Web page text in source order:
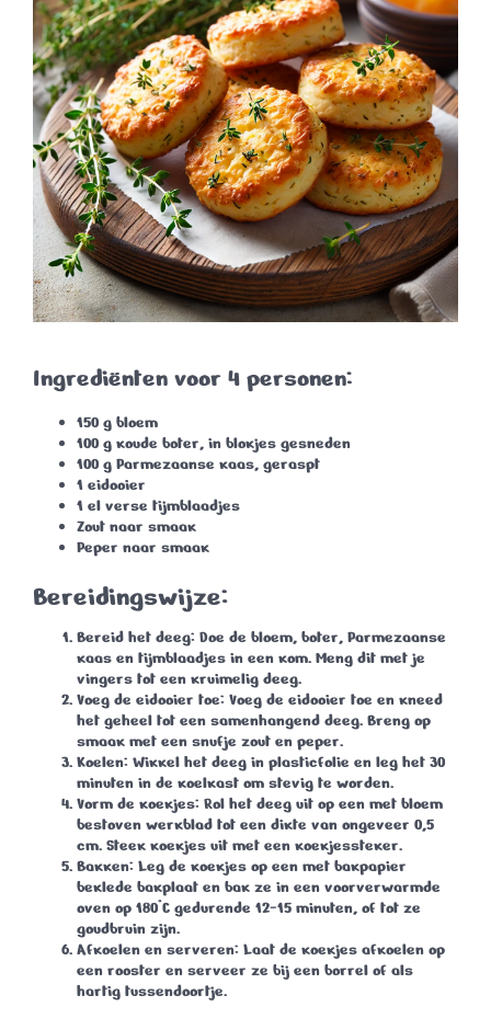
Ingrediënten voor 4 personen:
150 g bloem
100 g koude boter, in blokjes gesneden
100 g Parmezaanse kaas, geraspt
1 eidooier
1 el verse tijmblaadjes
Zout naar smaak
Peper naar smaak
Bereidingswijze:
Bereid het deeg: Doe de bloem, boter, Parmezaanse
kaas en tijmblaadjes in een kom. Meng dit met je
vingers tot een kruimelig deeg.
Voeg de eidooier toe: Voeg de eidooier toe en kneed
het geheel tot een samenhangend deeg. Breng op
smaak met een snufje zout en peper.
Koelen: Wikkel het deeg in plasticfolie en leg het 30
minuten in de koelkast om stevig te worden.
Vorm de koekjes: Rol het deeg uit op een met bloem
bestoven werkblad tot een dikte van ongeveer 0,5
cm. Steek koekjes uit met een koekjessteker.
Bakken: Leg de koekjes op een met bakpapier
beklede bakplaat en bak ze in een voorverwarmde
oven op 180°C gedurende 12-15 minuten, of tot ze
goudbruin zijn.
Afkoelen en serveren: Laat de koekjes afkoelen op
een rooster en serveer ze bij een borrel of als
hartig tussendoortje.